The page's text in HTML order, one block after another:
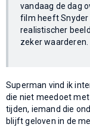
vandaag de dag
film heeft Snyder
realistischer
zeker waarderen.
Superman vind ik
die niet meedoet
tijden, iemand die
blijft geloven in de